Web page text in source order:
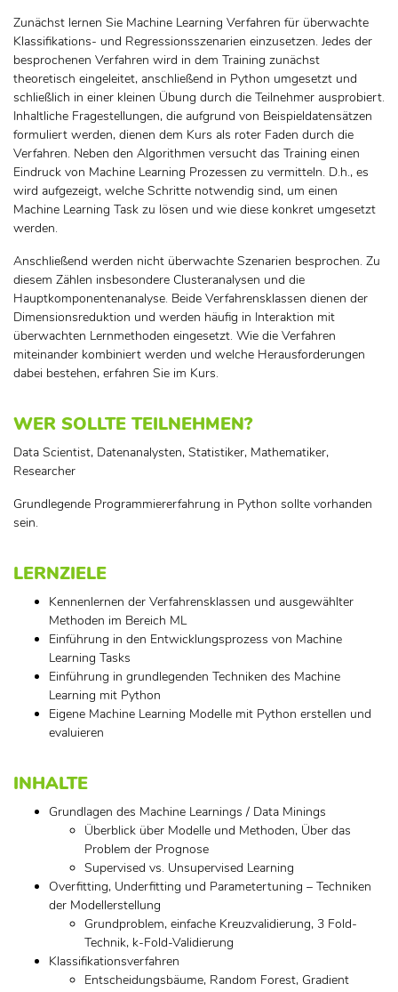
Zunächst lernen Sie Machine Learning Verfahren für überwachte
Klassifikations- und Regressionsszenarien einzusetzen. Jedes der
besprochenen Verfahren wird in dem Training zunächst
theoretisch eingeleitet, anschließend in Python umgesetzt und
schließlich in einer kleinen Übung durch die Teilnehmer ausprobiert.
Inhaltliche Fragestellungen, die aufgrund von Beispieldatensätzen
formuliert werden, dienen dem Kurs als roter Faden durch die
Verfahren. Neben den Algorithmen versucht das Training einen
Eindruck von Machine Learning Prozessen zu vermitteln. D.h., es
wird aufgezeigt, welche Schritte notwendig sind, um einen
Machine Learning Task zu lösen und wie diese konkret umgesetzt
werden.
Anschließend werden nicht überwachte Szenarien besprochen. Zu
diesem Zählen insbesondere Clusteranalysen und die
Hauptkomponentenanalyse. Beide Verfahrensklassen dienen der
Dimensionsreduktion und werden häufig in Interaktion mit
überwachten Lernmethoden eingesetzt. Wie die Verfahren
miteinander kombiniert werden und welche Herausforderungen
dabei bestehen, erfahren Sie im Kurs.
WER SOLLTE TEILNEHMEN?
Data Scientist, Datenanalysten, Statistiker, Mathematiker,
Researcher
Grundlegende Programmiererfahrung in Python sollte vorhanden
sein.
LERNZIELE
Kennenlernen der Verfahrensklassen und ausgewählter
Methoden im Bereich ML
Einführung in den Entwicklungsprozess von Machine
Learning Tasks
Einführung in grundlegenden Techniken des Machine
Learning mit Python
Eigene Machine Learning Modelle mit Python erstellen und
evaluieren
INHALTE
Grundlagen des Machine Learnings / Data Minings
Überblick über Modelle und Methoden, Über das
Problem der Prognose
Supervised vs. Unsupervised Learning
Overfitting, Underfitting und Parametertuning – Techniken
der Modellerstellung
Grundproblem, einfache Kreuzvalidierung, 3 Fold-
Technik, k-Fold-Validierung
Klassifikationsverfahren
Entscheidungsbäume, Random Forest, Gradient